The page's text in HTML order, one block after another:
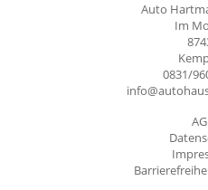
Auto
Im
0831/